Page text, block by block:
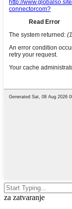
za zatvaranje